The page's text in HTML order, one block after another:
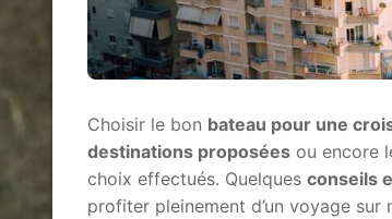
Choisir le bon bateau pour une
destinations proposées ou encore
choix effectués. Quelques conseils
profiter pleinement d’un voyage sur